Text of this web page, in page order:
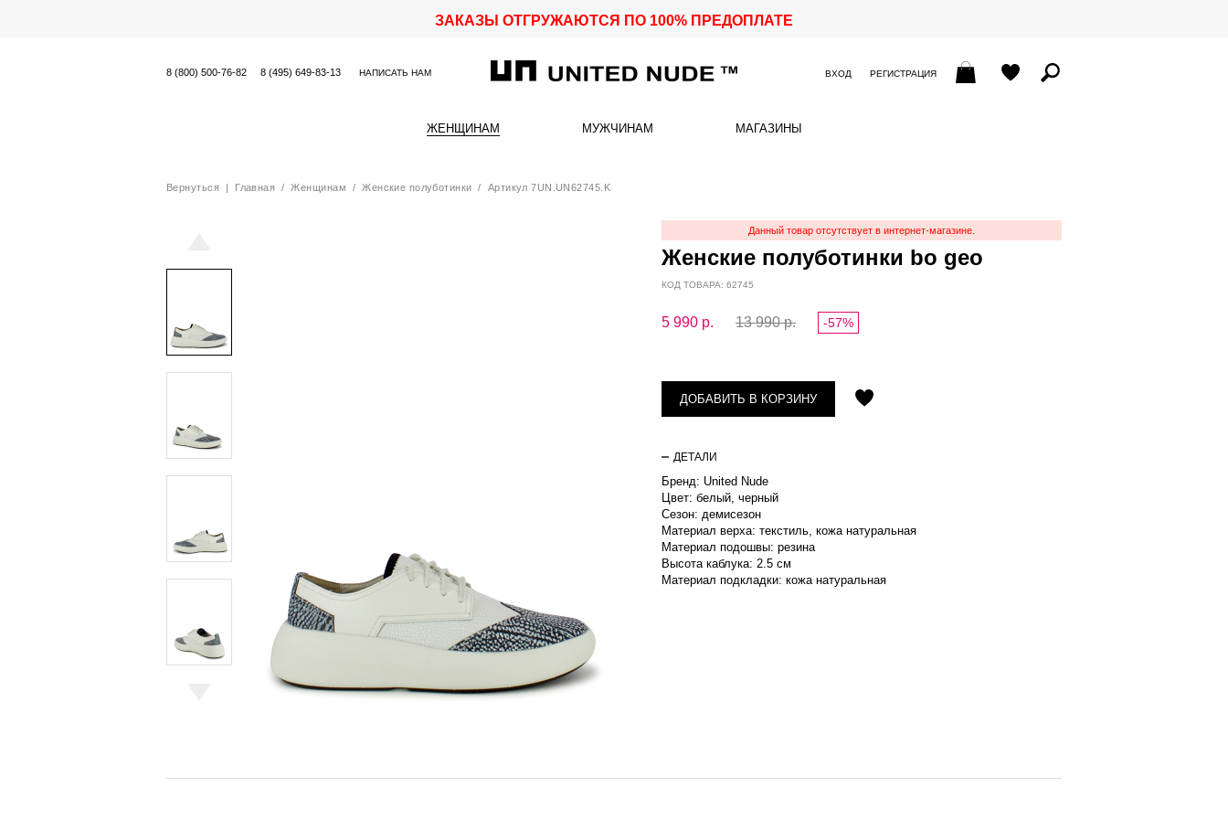
ЗАКАЗЫ ОТГРУЖАЮТСЯ ПО 100% ПРЕДОПЛАТЕ
8 (800) 500-76-82 8 (495) 649-83-13 НАПИСАТЬ НАМ ВХОД РЕГИСТРАЦИЯ
ЖЕНЩИНАМ МУЖЧИНАМ МАГАЗИНЫ
Вернуться| Главная /Женщинам /Женские полуботинки / Артикул 7UN.UN62745.K
Данный товар отсутствует в интернет-магазине.
Женские полуботинки bo geo
КОД ТОВАРА: 62745
5 990 р. 13 990 р. -57%
ДОБАВИТЬ В КОРЗИНУ
ДЕТАЛИ
Бренд: United Nude
Цвет: белый, черный
Сезон: демисезон
Материал верха: текстиль, кожа натуральная
Материал подошвы: резина
Высота каблука: 2.5 см
Материал подкладки: кожа натуральная